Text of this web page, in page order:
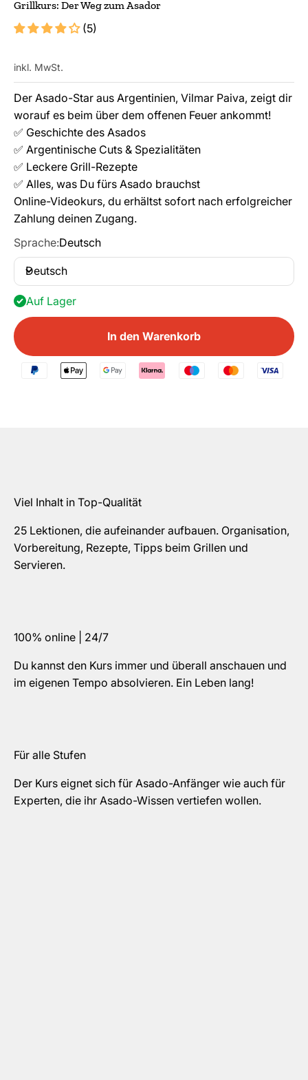
Grillkurs: Der Weg zum Asador
(5)
inkl. MwSt.
Der Asado-Star aus Argentinien, Vilmar Paiva, zeigt dir
worauf es beim über dem offenen Feuer ankommt!
✅ Geschichte des Asados
✅ Argentinische Cuts & Spezialitäten
✅ Leckere Grill-Rezepte
✅ Alles, was Du fürs Asado brauchst
Online-Videokurs, du erhältst sofort nach erfolgreicher
Zahlung deinen Zugang.
Sprache:Deutsch
Deutsch
Auf Lager
In den Warenkorb
Viel Inhalt in Top-Qualität
25 Lektionen, die aufeinander aufbauen. Organisation,
Vorbereitung, Rezepte, Tipps beim Grillen und
Servieren.
100% online | 24/7
Du kannst den Kurs immer und überall anschauen und
im eigenen Tempo absolvieren. Ein Leben lang!
Für alle Stufen
Der Kurs eignet sich für Asado-Anfänger wie auch für
Experten, die ihr Asado-Wissen vertiefen wollen.